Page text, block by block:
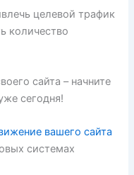
целевой трафик
количество
сайта – начните
сегодня!
вашего сайта
системах